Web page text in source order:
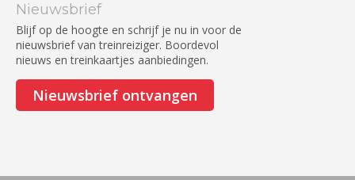
Nieuwsbrief
Blijf op de hoogte en schrijf je nu in voor de
nieuwsbrief van treinreiziger. Boordevol
nieuws en treinkaartjes aanbiedingen.
Nieuwsbrief ontvangen